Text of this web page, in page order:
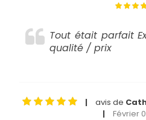
Tout était parfait
qualité / prix
| avis de
|
Février